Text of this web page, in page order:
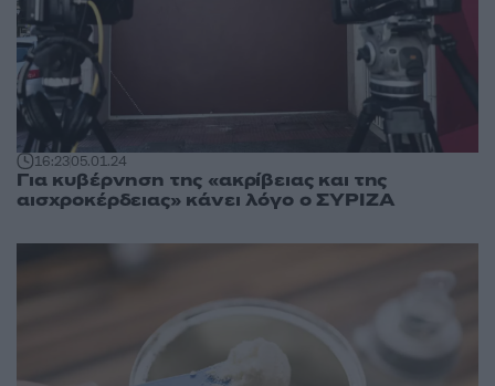
16:2305.01.24
Για κυβέρνηση της «ακρίβειας και της
αισχροκέρδειας» κάνει λόγο ο ΣΥΡΙΖΑ